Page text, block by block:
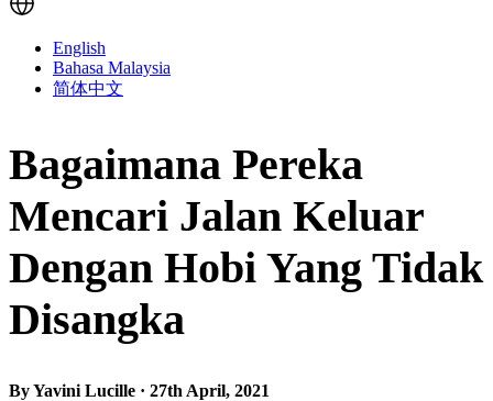
English
Bahasa Malaysia
简体中文
Bagaimana Pereka
Mencari Jalan Keluar
Dengan Hobi Yang Tidak
Disangka
By Yavini Lucille · 27th April, 2021